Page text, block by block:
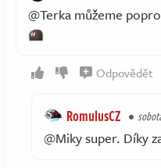
@Terka můžeme
Odpovědět
RomulusCZ
@Miky super. Díky